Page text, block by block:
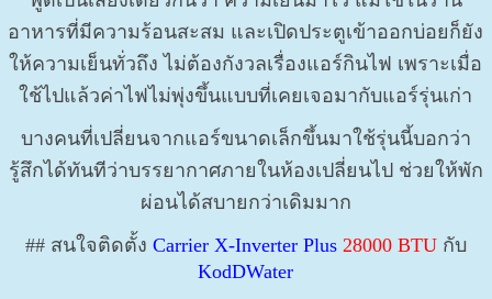
อาหารที่มีความร้อนสะสม และเปิดประตูเข้าออกบ่อยก็ยัง
ให้ความเย็นทั่วถึง ไม่ต้องกังวลเรื่องแอร์กินไฟ เพราะเมื่อ
ใช้ไปแล้วค่าไฟไม่พุ่งขึ้นแบบที่เคยเจอมากับแอร์รุ่นเก่า
บางคนที่เปลี่ยนจากแอร์ขนาดเล็กขึ้นมาใช้รุ่นนี้บอกว่า
รู้สึกได้ทันทีว่าบรรยากาศภายในห้องเปลี่ยนไป ช่วยให้พัก
ผ่อนได้สบายกว่าเดิมมาก
## สนใจติดตั้ง Carrier X-Inverter Plus 28000 BTUกับ
KodDWater